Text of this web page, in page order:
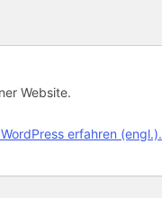
Website.
erfahren (engl.).